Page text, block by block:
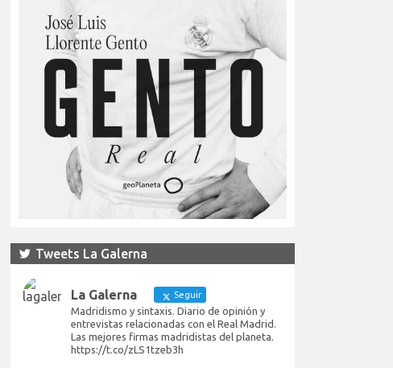
Tweets La Galerna
La Galerna Seguir
Madridismo y sintaxis. Diario de opinión y
entrevistas relacionadas con el Real Madrid.
Las mejores firmas madridistas del planeta.
https://t.co/zLS1tzeb3h